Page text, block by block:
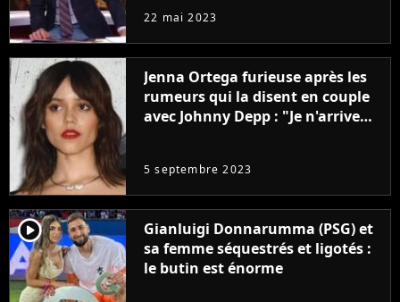
à la rentrée
22 mai 2023
Jenna Ortega furieuse après les
rumeurs qui la disent en couple
avec Johnny Depp : "Je n'arrive
5 septembre 2023
player2
Gianluigi Donnarumma (PSG) et
sa femme séquestrés et ligotés :
le butin est énorme